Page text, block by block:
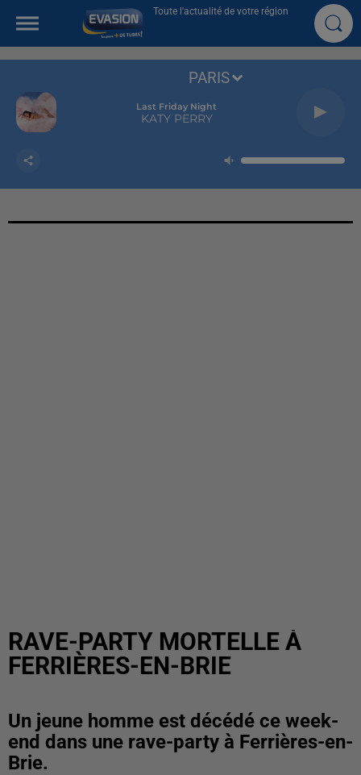
Toute l'actualité de votre région
Last Friday Night
KATY PERRY
PARIS
RAVE-PARTY MORTELLE À
FERRIÈRES-EN-BRIE
Un jeune homme est décédé ce week-
end dans une rave-party à Ferrières-en-
Brie.